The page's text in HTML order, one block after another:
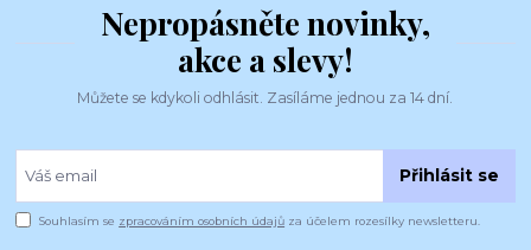
Nepropásněte novinky,
akce a slevy!
Můžete se kdykoli odhlásit. Zasíláme jednou za 14 dní.
Přihlásit se
Souhlasím se zpracováním osobních údajů za účelem rozesílky newsletteru.